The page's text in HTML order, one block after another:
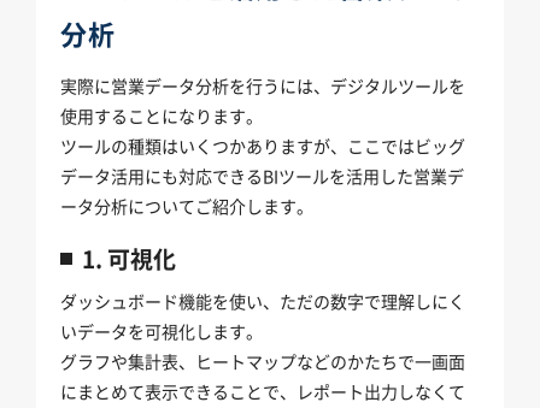
分析
実際に営業データ分析を行うには、デジタルツールを
使用することになります。
ツールの種類はいくつかありますが、ここではビッグ
データ活用にも対応できるBIツールを活用した営業デ
ータ分析についてご紹介します。
1. 可視化
ダッシュボード機能を使い、ただの数字で理解しにく
いデータを可視化します。
グラフや集計表、ヒートマップなどのかたちで一画面
にまとめて表示できることで、レポート出力しなくて